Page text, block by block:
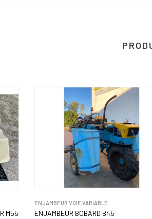
M55
ENJAMBEUR VOIE VARIABLE
ENJAMBEUR BOBARD B45